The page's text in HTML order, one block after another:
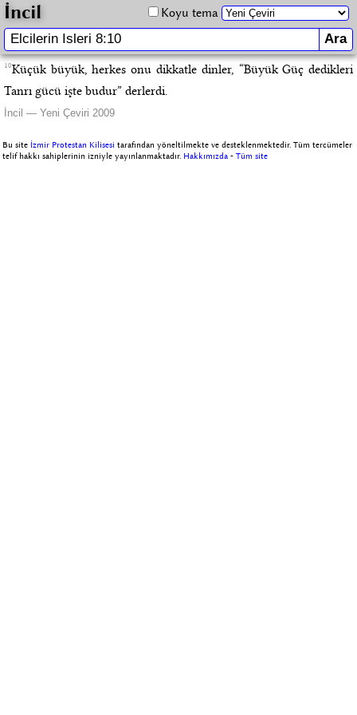
İncil Koyu tema
10Küçük büyük, herkes onu dikkatle dinler, “Büyük Güç dedikleri
Tanrı gücü işte budur” derlerdi.
İncil — Yeni Çeviri 2009
Bu site İzmir Protestan Kilisesi tarafından yöneltilmekte ve desteklenmektedir. Tüm tercümeler
telif hakkı sahiplerinin izniyle yayınlanmaktadır. Hakkımızda -Tüm site